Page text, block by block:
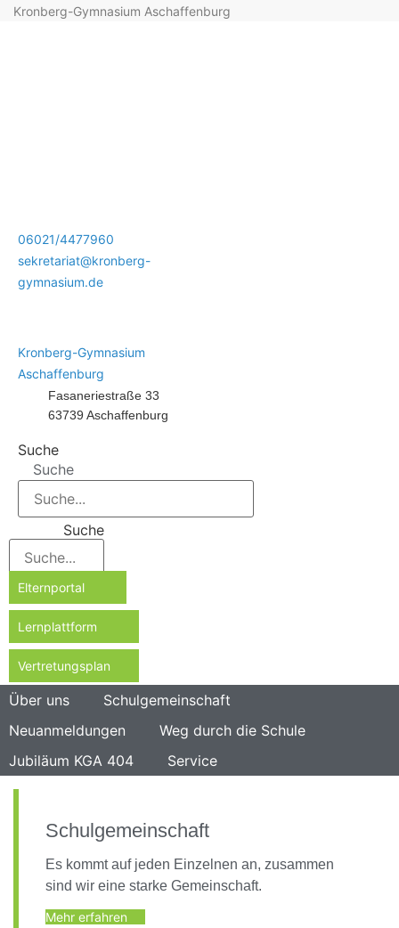
Kronberg-Gymnasium Aschaffenburg
06021/4477960
sekretariat@kronberg-
gymnasium.de
Kronberg-Gymnasium
Aschaffenburg
Fasaneriestraße 33
63739 Aschaffenburg
Suche
Suche
Suche
Elternportal
Lernplattform
Vertretungsplan
Über uns
Schulgemeinschaft
Neuanmeldungen
Weg durch die Schule
Jubiläum KGA 404
Service
Schulgemeinschaft
Es kommt auf jeden Einzelnen an, zusammen
sind wir eine starke Gemeinschaft.
Mehr erfahren